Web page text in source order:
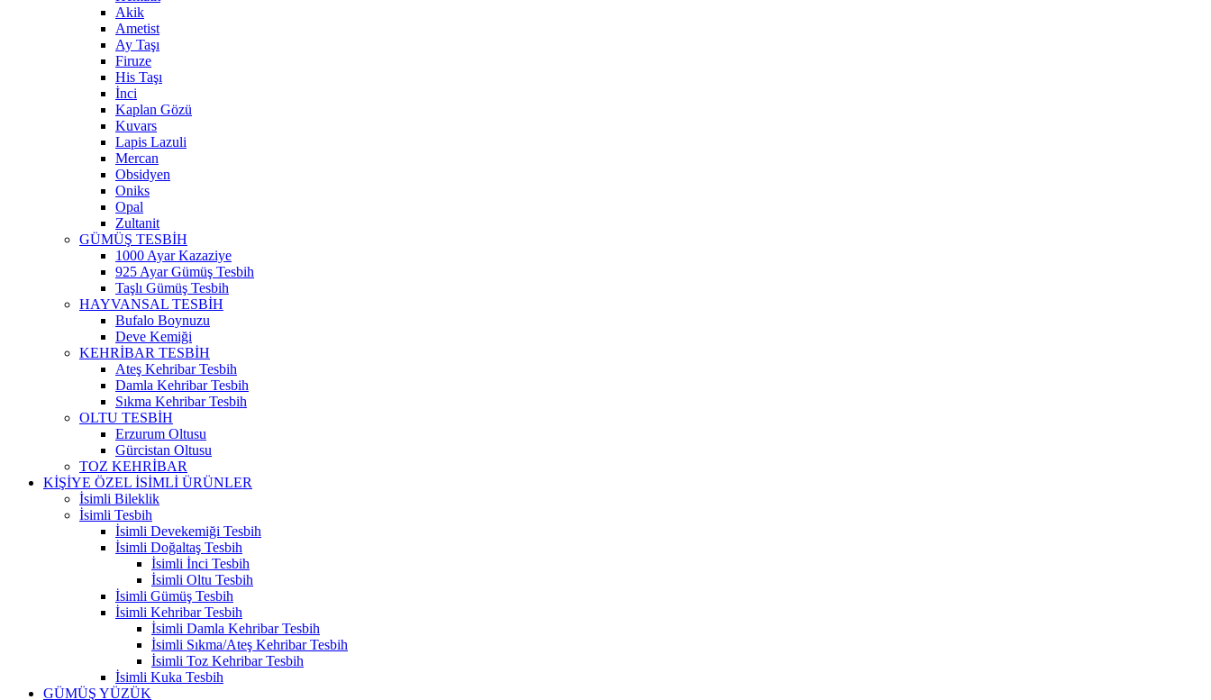
Akik
Ametist
Ay Taşı
Firuze
His Taşı
İnci
Kaplan Gözü
Kuvars
Lapis Lazuli
Mercan
Obsidyen
Oniks
Opal
Zultanit
GÜMÜŞ TESBİH
1000 Ayar Kazaziye
925 Ayar Gümüş Tesbih
Taşlı Gümüş Tesbih
HAYVANSAL TESBİH
Bufalo Boynuzu
Deve Kemiği
KEHRİBAR TESBİH
Ateş Kehribar Tesbih
Damla Kehribar Tesbih
Sıkma Kehribar Tesbih
OLTU TESBİH
Erzurum Oltusu
Gürcistan Oltusu
TOZ KEHRİBAR
KİŞİYE ÖZEL İSİMLİ ÜRÜNLER
İsimli Bileklik
İsimli Tesbih
İsimli Devekemiği Tesbih
İsimli Doğaltaş Tesbih
İsimli İnci Tesbih
İsimli Oltu Tesbih
İsimli Gümüş Tesbih
İsimli Kehribar Tesbih
İsimli Damla Kehribar Tesbih
İsimli Sıkma/Ateş Kehribar Tesbih
İsimli Toz Kehribar Tesbih
İsimli Kuka Tesbih
GÜMÜŞ YÜZÜK